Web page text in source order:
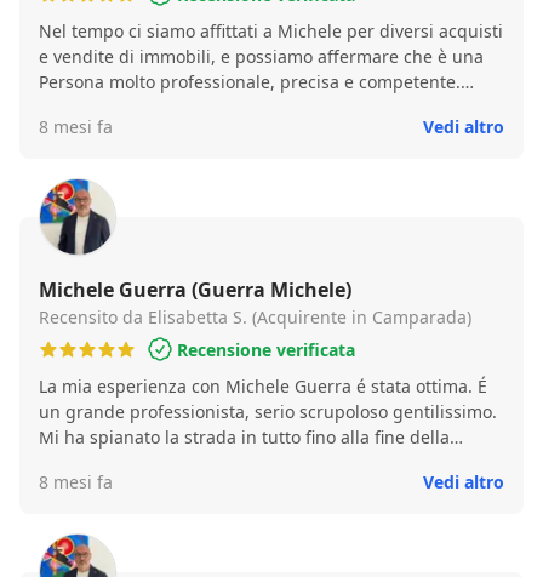
Nel tempo ci siamo affittati a Michele per diversi acquisti
e vendite di immobili, e possiamo affermare che è una
Persona molto professionale, precisa e competente.
modo di soddisfare venditore ed acquirente. Che dire..
8 mesi fa Vedi altro
Michele Guerra (Guerra Michele)
Recensito da Elisabetta S. (Acquirente in Camparada)
Recensione verificata
La mia esperienza con Michele Guerra é stata ottima. É
un grande professionista, serio scrupoloso gentilissimo.
Mi ha spianato la strada in tutto fino alla fine della
8 mesi fa
Vedi altro